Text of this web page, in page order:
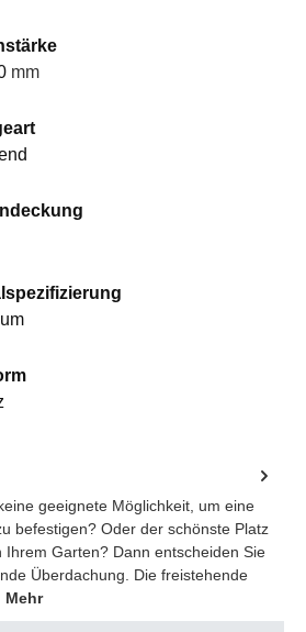
mm
geeignete Möglichkeit, um eine
befestigen? Oder der schönste Platz
Ihrem Garten? Dann entscheiden Sie
Überdachung. Die freistehende
Mehr